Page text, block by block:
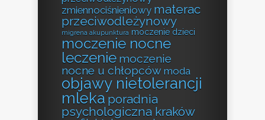
zmiennociśnieniowy materac
przeciwodleżynowy
migrena akupunktura moczenie dzieci
moczenie nocne
leczenie moczenie
nocne u chłopców moda
objawy nietolerancji
mleka poradnia
psychologiczna kraków